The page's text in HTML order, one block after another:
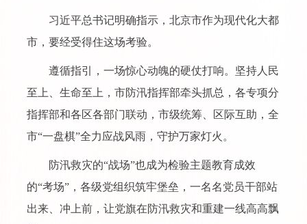
习近平总书记明确指示，北京市作为现代化大都
市，要经受得住这场考验。
遵循指引，一场惊心动魄的硬仗打响。坚持人民
至上、生命至上，市防汛指挥部牵头抓总，各专项分
指挥部和各区各部门联动，市级统筹、区际互助，全
市“一盘棋”全力应战风雨，守护万家灯火。
防汛救灾的“战场”也成为检验主题教育成效
的“考场”，各级党组织筑牢堡垒，一名名党员干部站
出来、冲上前，让党旗在防汛救灾和重建一线高高飘